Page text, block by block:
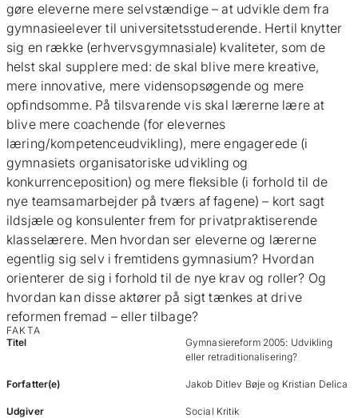
gøre eleverne mere selvstændige – at udvikle dem fra
gymnasieelever til universitetsstuderende. Hertil knytter
sig en række (erhvervsgymnasiale) kvaliteter, som de
helst skal supplere med: de skal blive mere kreative,
mere innovative, mere vidensopsøgende og mere
opfindsomme. På tilsvarende vis skal lærerne lære at
blive mere coachende (for elevernes
læring/kompetenceudvikling), mere engagerede (i
gymnasiets organisatoriske udvikling og
konkurrenceposition) og mere fleksible (i forhold til de
nye teamsamarbejder på tværs af fagene) – kort sagt
ildsjæle og konsulenter frem for privat­praktiserende
klasselærere. Men hvordan ser eleverne og lærerne
egentlig sig selv i fremtidens gymnasium? Hvordan
orienterer de sig i forhold til de nye krav og roller? Og
hvordan kan disse aktører på sigt tænkes at drive
reformen fremad – eller tilbage?
FAKTA
Titel
Gymnasiereform 2005: Udvikling
eller retraditionalisering?
Forfatter(e) Jakob Ditlev Bøje og Kristian Delica
Udgiver Social Kritik